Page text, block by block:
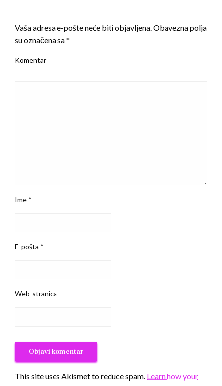
Vaša adresa e-pošte neće biti objavljena. Obavezna polja
su označena sa*
Komentar
Ime *
E-pošta *
Web-stranica
This site uses Akismet to reduce spam. Learn how your